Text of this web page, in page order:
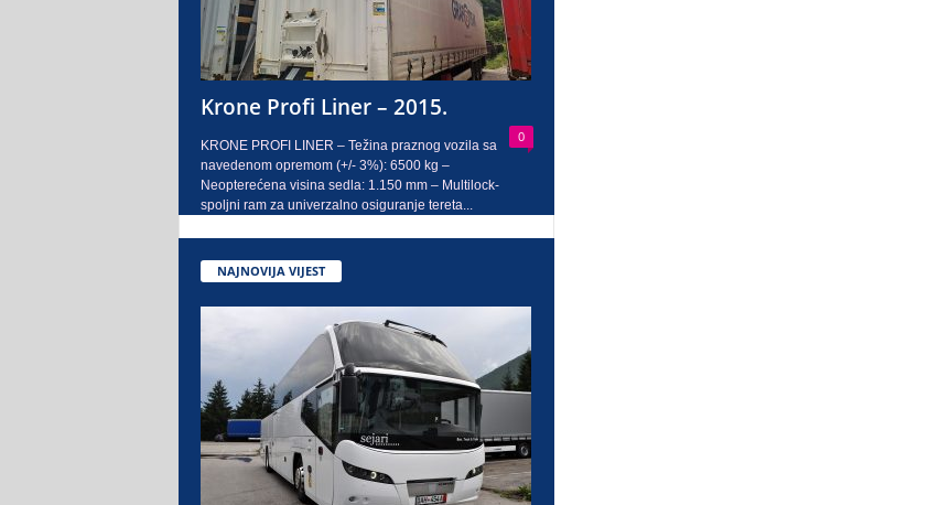
j
o
Krone Profi Liner – 2015.
0
KRONE PROFI LINER – Težina praznog vozila sa
navedenom opremom (+/- 3%): 6500 kg –
Neopterećena visina sedla: 1.150 mm – Multilock-
spoljni ram za univerzalno osiguranje tereta...
NAJNOVIJA VIJEST